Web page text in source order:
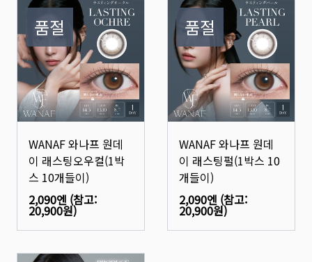
품절
WANAF 와나프 원데
이 래스팅오우컬(1박
스 10개들이)
2,090엔 (참고:
20,900원)
품절
WANAF 와나프 원데
이 래스팅펄(1박스 10
개들이)
2,090엔 (참고:
20,900원)